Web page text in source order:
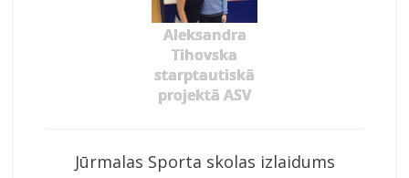
Aleksandra
Tihovska
starptautiskā
projektā ASV
Jūrmalas Sporta skolas izlaidums